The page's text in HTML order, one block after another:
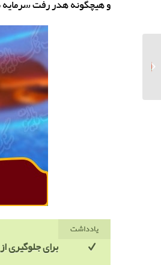
و هیچگونه هدر رفت سرمایه
یادداشت
برای
خرید سنگ نمک
چراغدار